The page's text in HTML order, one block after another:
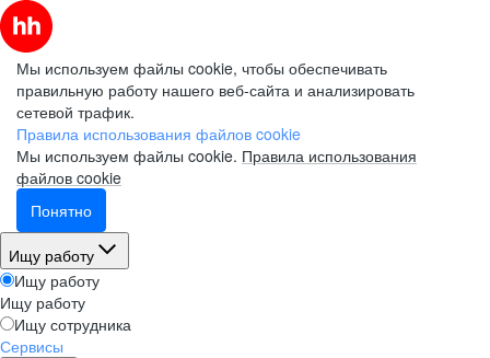
Мы используем файлы cookie, чтобы обеспечивать
правильную работу нашего веб-сайта и анализировать
сетевой трафик.
Правила использования файлов cookie
Мы используем файлы cookie. Правила использования
файлов cookie
Понятно
Ищу работу
Ищу работу
Ищу работу
Ищу сотрудника
Сервисы